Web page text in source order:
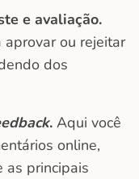
e avaliação.
aprovar ou rejeitar
dos
. Aqui você
online,
as principais